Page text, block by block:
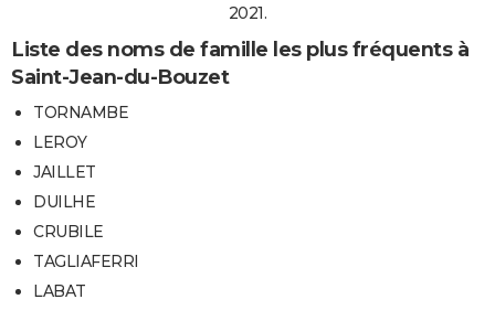
2021.
Liste des noms de famille les plus fréquents à
Saint-Jean-du-Bouzet
TORNAMBE
LEROY
JAILLET
DUILHE
CRUBILE
TAGLIAFERRI
LABAT